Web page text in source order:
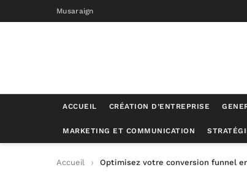
Musaraign
ACCUEIL CRÉATION D’ENTREPRISE
MARKETING ET COMMUNICATION
Accueil Optimisez votre conversion funnel